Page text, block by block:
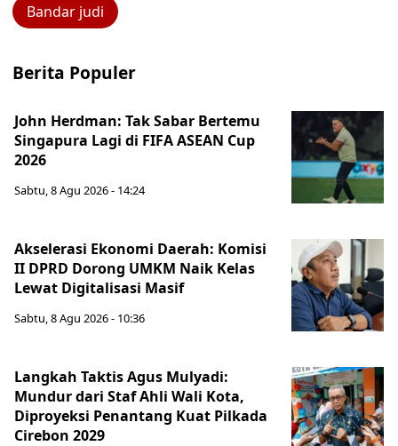
Bandar judi
Berita Populer
John Herdman: Tak Sabar Bertemu
Singapura Lagi di FIFA ASEAN Cup
2026
Sabtu, 8 Agu 2026 - 14:24
Akselerasi Ekonomi Daerah: Komisi
II DPRD Dorong UMKM Naik Kelas
Lewat Digitalisasi Masif
Sabtu, 8 Agu 2026 - 10:36
Langkah Taktis Agus Mulyadi:
Mundur dari Staf Ahli Wali Kota,
Diproyeksi Penantang Kuat Pilkada
Cirebon 2029